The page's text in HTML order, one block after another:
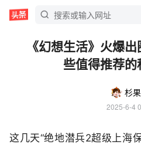
《幻想生活》火爆
些值得推荐的
杉
2025-6-4
这几天“绝地潜兵2超级上海